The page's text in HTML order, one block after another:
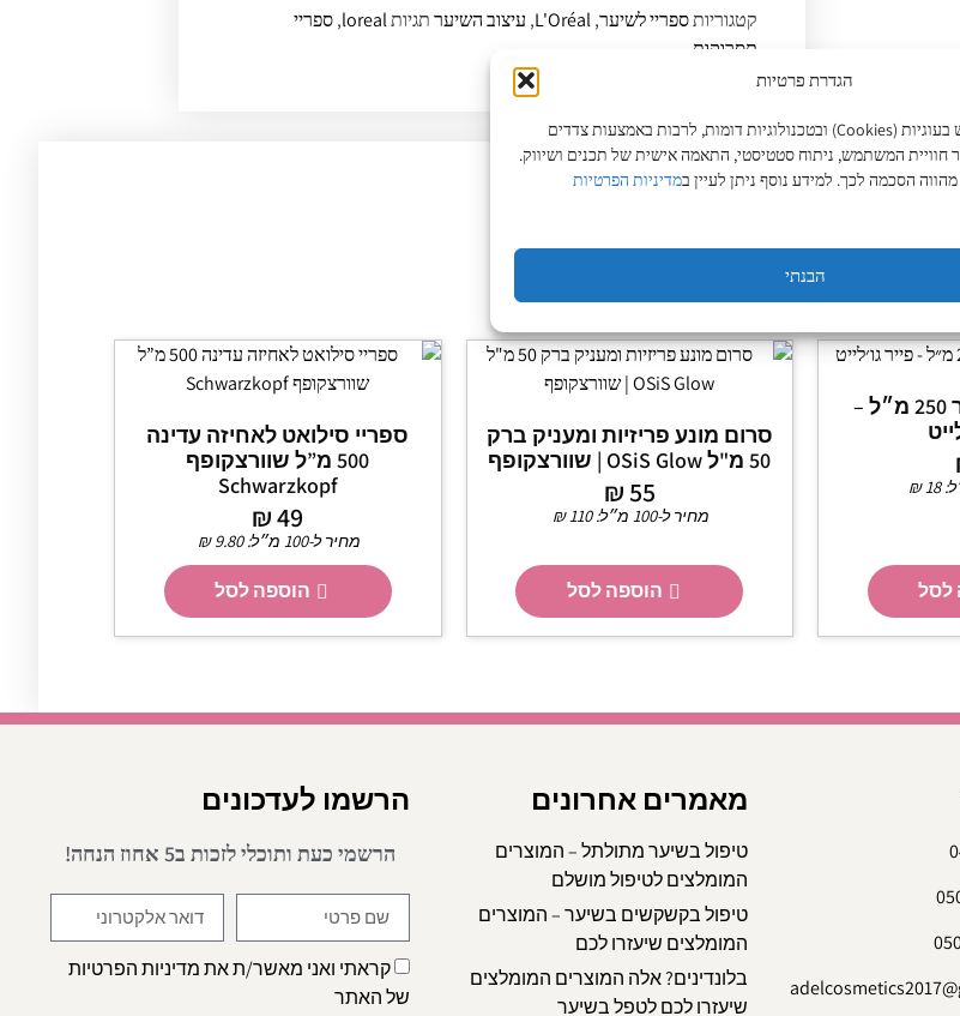
הגדרת פרטיות
באתר זה נעשה שימוש בעוגיות (Cookies) ובטכנולוגיות דומות, לרבות באמצעות צדדים
חוויית המשתמש, ניתוח סטטיסטי, התאמה אישית של תכנים ושיווק.
הסכמה לכך. למידע נוסף ניתן לעיין במדיניות הפרטיות
הבנתי
קטגוריותספריי לשיער,
L'Oréal
, עיצוב השיערתגיותloreal
,ספריי
תסרוקות
קרם הזנה לשיער 250 מ״ל –
₪18
לסל
סרום מונע פריזיות ומעניק ברק
50 מ"ל OSiS Glow | שוורצקופף
₪55
מחיר ל-100 מ״ל: ₪110
הוספה לסל
ספריי סילואט לאחיזה עדינה
500 מ”ל שוורצקופף
Schwarzkopf
₪49
מחיר ל-100 מ״ל: ₪9.80
הוספה לסל
מאמרים אחרונים
טיפול בשיער מתולתל – המוצרים
המומלצים לטיפול מושלם
טיפול בקשקשים בשיער – המוצרים
המומלצים שיעזרו לכם
בלונדינים? אלה המוצרים המומלצים
שיעזרו לכם לטפל בשיער
הרשמו לעדכונים
הרשמי כעת ותוכלי לזכות ב5 אחוז הנחה!
קראתי ואני מאשר/ת אתמדיניות הפרטיות
של האתר